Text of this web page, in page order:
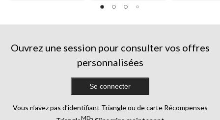
évaluations
5.
évaluations
évaluation
Ouvrez une session pour consulter vos offres
personnalisées
Se connecter
Vous n’avez pas d’identifiant Triangle ou de carte Récompenses
MD